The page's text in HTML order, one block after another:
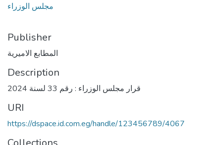
مجلس الوزراء
Publisher
المطابع الاميرية
Description
قرار مجلس الوزراء : رقم 33 لسنة 2024
URI
https://dspace.id.com.eg/handle/123456789/4067